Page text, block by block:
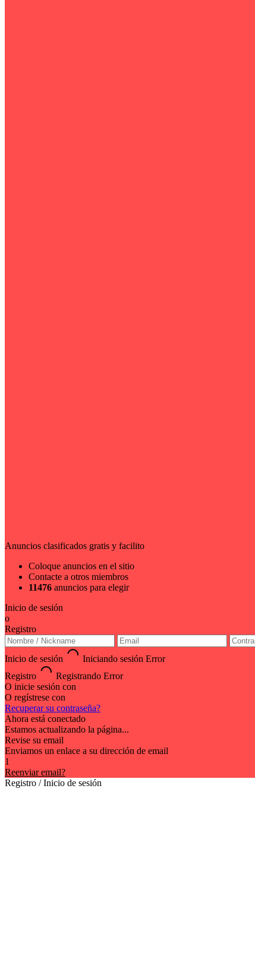
Anuncios clasificados gratis y facilito
Coloque anuncios en el sitio
Contacte a otros miembros
11476 anuncios para elegir
Inicio de sesión
o
Registro
Inicio de sesión Iniciando sesión Error
Registro
Registrando Error
O inicie sesión con
O regístrese con
Recuperar su contraseña?
Ahora está conectado
Estamos actualizando la página...
Revise su email
Enviamos un enlace a su dirección de email
1
Reenviar email?
Registro / Inicio de sesión